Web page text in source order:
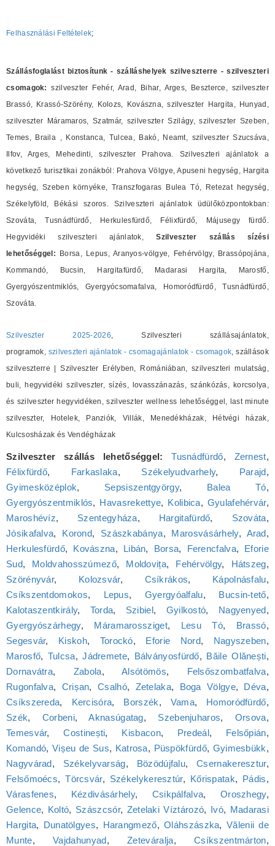
Felhasználási Feltételek;
Szállásfoglalást biztosítunk - szálláshelyek szilveszterre - szilveszteri
csomagok: szilveszter Fehér, Arad, Bihar, Arges, Beszterce, szilveszter
Brassó, Krassó-Szörény, Kolozs, Kovászna, szilveszter Hargita, Hunyad,
szilveszter Máramaros, Szatmár, szilveszter Szilágy, szilveszter Szeben,
Temes, Braila , Konstanca, Tulcea, Bakó, Neamt, szilveszter Szucsáva,
Ilfov, Arges, Mehedinti, szilveszter Prahova. Szilveszteri ajánlatok a
következő turisztikai zonákból: Prahova Völgye, Apuseni hegység, Hargita
hegység, Szeben környéke, Transzfogaras Bulea Tó, Retezat hegység,
Székelyföld, Békási szoros. Szilveszteri ajánlatok üdülőközpontokban:
Szováta, Tusnádfürdő, Herkulesfürdő, Félixfürdő, Májusegy fürdő.
Hegyvidéki szilveszteri ajánlatok,Szilveszter szállás sízési
lehetőséggel: Borsa, Lepus, Aranyos-völgye, Fehérvölgy, Brassópojána,
Kommandó, Bucsin, Hargitafürdő, Madarasi Hargita, Marosfő,
Gyergyószentmiklós, Gyergyócsomafalva, Homoródfürdő, Tusnádfürdő,
Szováta.
Szilveszter 2025-2026 , Szilveszteri szállásajánlatok,
programok, szilveszteri ajánlatok - csomagajánlatok - csomagok , szállások
szilveszterre | Szilveszter Erélyben, Romániában, szilveszteri mulatság,
buli, hegyvidéki szilveszter, sízés, lovasszánazás, szánkózás, korcsolya,
és szilveszter hegyvidéken, szilveszter wellness lehetőséggel, last minute
szilveszter, Hotelek, Panziók, Villák, Menedékházak, Hétvégi házak,
Kulcsosházak és Vendégházak
Szilveszter szállás lehetőséggel: Tusnádfürdő, Zernest,
Félixfürdő, Farkaslaka, Székelyudvarhely, Parajd,
Gyimesközéplok, Sepsiszentgyörgy, Balea Tó,
Gyergyószentmiklós, Havasrekettye, Kolibica, Gyulafehérvár,
Maroshévíz, Szentegyháza, Hargitafürdő, Szováta,
Jósikafalva, Korond, Szászkabánya, Marosvásárhely, Arad,
Herkulesfürdő, Kovászna, Libán, Borsa, Ferencfalva, Eforie
Sud, Moldvahosszúmező, Moldovița, Fehérvölgy, Hátszeg,
Szörényvár, Kolozsvár, Csíkrákos, Kápolnásfalu,
Csíkszentdomokos, Lepus, Gyergyóalfalu, Bucsin-tető,
Kalotaszentkirály, Torda, Szibiel, Gyilkostó, Nagyenyed,
Gyergyószárhegy, Máramarossziget, Lesu Tó, Brassó,
Segesvár, Kiskoh, Torockó, Eforie Nord, Nagyszeben,
Marosfő, Tulcsa,Jádremete, Bálványosfürdő, Băile Olănești,
Dornavátra, Zabola,Alsótömös, Felsőszombatfalva,
Rugonfalva, Crișan,Csalhó, Zetelaka, Boga Völgye, Déva,
Csíkszereda, Kercisóra, Borszék, Vama, Homoródfürdő,
Szék, Corbeni,Aknasúgatag, Szebenjuharos, Orsova,
Temesvár,Costinești, Kisbacon, Predeál, Felsőpián,
Komandó, Vișeu de Sus, Katrosa, Püspökfürdő, Gyimesbükk,
Nagyvárad, Székelyvarság, Bözödújfalu,Csernakeresztur,
Felsőmoécs,Törcsvár, Székelykeresztúr, Kőrispatak, Pádis,
Várasfenes, Kézdivásárhely, Csikpálfalva, Oroszhegy,
Gelence, Koltó, Szászcsór, Zetelaki Víztározó, Ivó, Madarasi
Hargita, Dunatölgyes, Harangmező,Oláhszászka, Vălenii de
Munte,Vajdahunyad,Zeteváralja,Csíkszentmárton,